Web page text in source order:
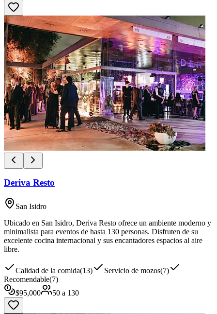
Deriva Resto
San Isidro
Ubicado en San Isidro, Deriva Resto ofrece un ambiente moderno y
minimalista para eventos de hasta 130 personas. Disfruten de su
excelente cocina internacional y sus encantadores espacios al aire
libre.
Calidad de la comida(13) Servicio de mozos(7)
Recomendable(7)
$95,000 50 a 130